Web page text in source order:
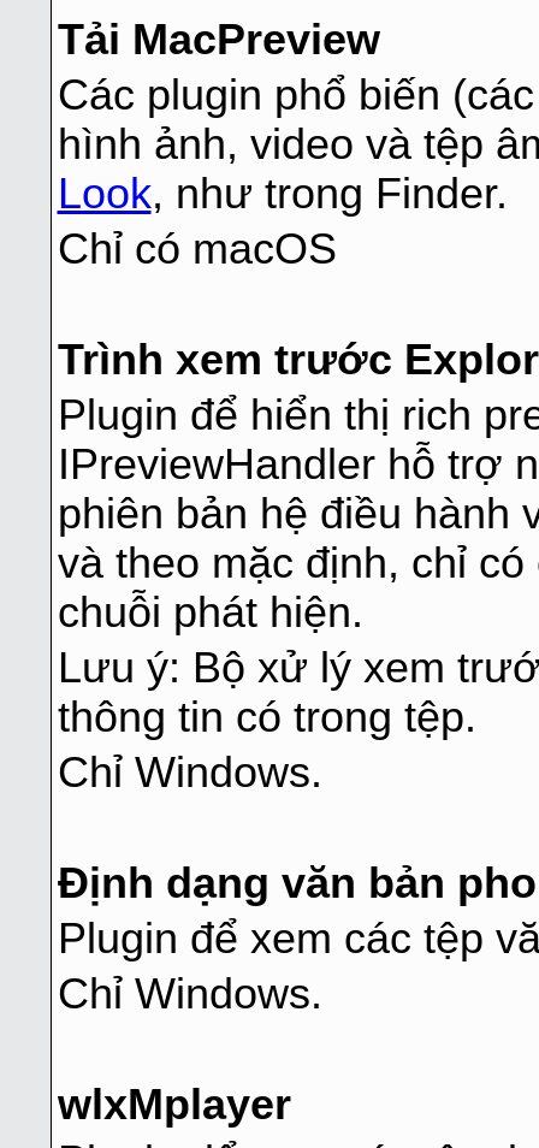
Tải MacPreview
Các plugin phổ biến
hình ảnh, video và tệp
Look, như trong Finder.
Chỉ có macOS
Trình xem trước
Plugin để hiển thị rich
IPreviewHandler hỗ trợ
phiên bản hệ điều hành
và theo mặc định, chỉ
chuỗi phát hiện.
Lưu ý: Bộ xử lý xem
thông tin có trong tệp.
Chỉ Windows.
Định dạng văn bản
Plugin để xem các tệp
Chỉ Windows.
wlxMplayer